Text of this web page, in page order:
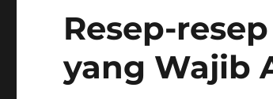
Resep-
yang Wajib